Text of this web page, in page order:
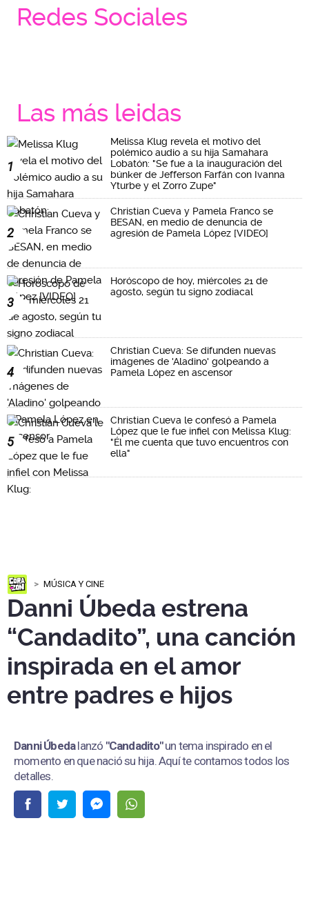
Redes Sociales
Las más leidas
1
Melissa Klug revela el motivo del
polémico audio a su hija Samahara
Lobatón: "Se fue a la inauguración del
búnker de Jefferson Farfán con Ivanna
Yturbe y el Zorro Zupe"
2
Christian Cueva y Pamela Franco se
BESAN, en medio de denuncia de
agresión de Pamela López [VIDEO]
3
Horóscopo de hoy, miércoles 21 de
agosto, según tu signo zodiacal
4
Christian Cueva: Se difunden nuevas
imágenes de 'Aladino' golpeando a
Pamela López en ascensor
5
Christian Cueva le confesó a Pamela
López que le fue infiel con Melissa Klug:
"Él me cuenta que tuvo encuentros con
ella"
MÚSICA Y CINE
Danni Úbeda estrena
“Candadito”, una canción
inspirada en el amor
entre padres e hijos
Danni Úbedalanzó "Candadito"un tema inspirado en el
momento en que nació su hija. Aquí te contamos todos los
detalles.